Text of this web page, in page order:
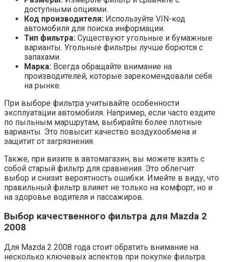
доступными опциями.
Код производителя: Используйте VIN-код
автомобиля для поиска информации.
Тип фильтра: Существуют угольные и бумажные
варианты. Угольные фильтры лучше борются с
запахами.
Марка: Всегда обращайте внимание на
производителей, которые зарекомендовали себя
на рынке.
При выборе фильтра учитывайте особенности
эксплуатации автомобиля. Например, если часто ездите
по пыльным маршрутам, выбирайте более плотные
варианты. Это повысит качество воздухообмена и
защитит от загрязнения.
Также, при визите в автомагазин, вы можете взять с
собой старый фильтр для сравнения. Это облегчит
выбор и снизит вероятность ошибки. Имейте в виду, что
правильный фильтр влияет не только на комфорт, но и
на здоровье водителя и пассажиров.
Выбор качественного фильтра для Mazda 2
2008
Для Mazda 2 2008 года стоит обратить внимание на
несколько ключевых аспектов при покупке фильтра.